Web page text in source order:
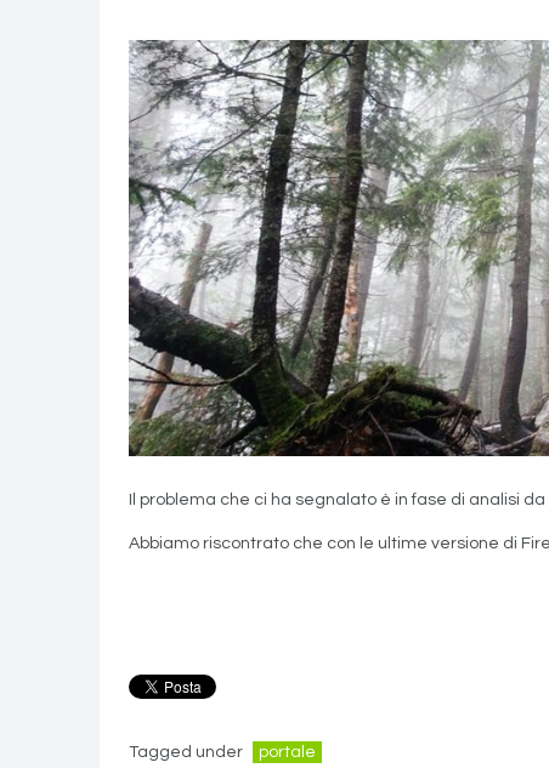
Il problema che ci ha segnalato è in fase di analisi
Abbiamo riscontrato che con le ultime versione di
Tagged under portale